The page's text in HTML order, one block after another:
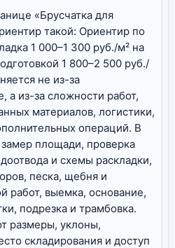
«Брусчатка для
такой: Ориентир по
1 000–1 300 руб./м² на
1 800–2 500 руб./
не из-за
а из-за сложности работ,
материалов, логистики,
операций. В
площади, проверка
и схемы раскладки,
песка, щебня и
работ, выемка, основание,
подрезка и трамбовка.
размеры, уклоны,
складирования и доступ